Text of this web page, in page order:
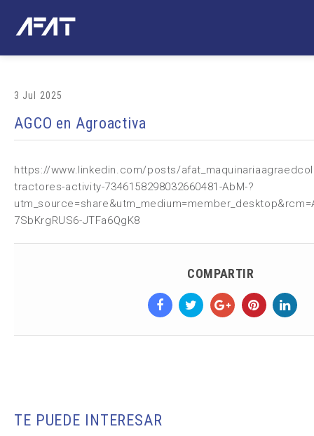
3 Jul 2025
AGCO en Agroactiva
https://www.linkedin.com/posts/
tractores-activity-7346158298032660481-AbM-?
7SbKrgRUS6-JTFa6QgK8
COMPARTIR
TE PUEDE INTERESAR